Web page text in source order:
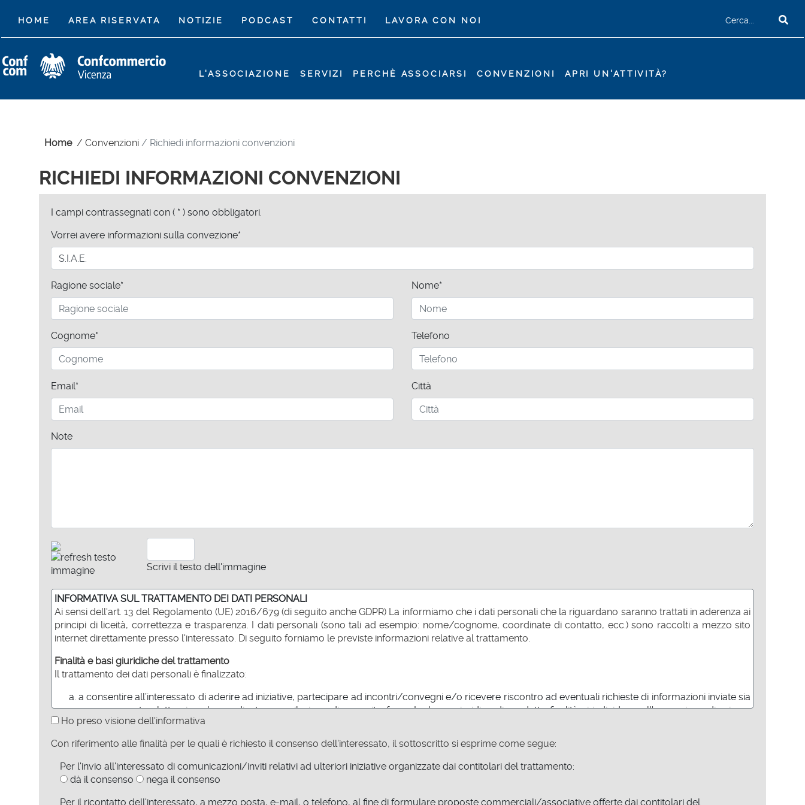
HOME (CURRENT)
AREA RISERVATA NOTIZIE PODCAST CONTATTI LAVORA CON NOI
L'ASSOCIAZIONE SERVIZI PERCHÈ ASSOCIARSI CONVENZIONI APRI UN'ATTIVITÀ?
Home/ Convenzioni / Richiedi informazioni convenzioni
RICHIEDI INFORMAZIONI CONVENZIONI
I campi contrassegnati con ( * ) sono obbligatori.
Vorrei avere informazioni sulla convezione*
Ragione sociale* Nome*
Cognome* Telefono
Email* Città
Note
Scrivi il testo dell'immagine
INFORMATIVA SUL TRATTAMENTO DEI DATI PERSONALI
Ai sensi dell'art. 13 del Regolamento (UE) 2016/679 (di seguito anche GDPR) La informiamo che i dati personali che la riguardano saranno trattati in aderenza ai
principi di liceità, correttezza e trasparenza. I dati personali (sono tali ad esempio: nome/cognome, coordinate di contatto, ecc.) sono raccolti a mezzo sito
internet direttamente presso l'interessato. Di seguito forniamo le previste informazioni relative al trattamento.
Finalità e basi giuridiche del trattamento
Il trattamento dei dati personali è finalizzato:
a consentire all’interessato di aderire ad iniziative, partecipare ad incontri/convegni e/o ricevere riscontro ad eventuali richieste di informazioni inviate sia
a mezzo posta elettronica che mediante compilazione di apposito form. La base giuridica di predetta finalità si individua nell'esecuzione di misure
contrattuali o precontrattuali adottate su richiesta dell'interessato (art. 6.1 lettera b, GDPR).
(previo consenso) a ricontattare l’interessato, a mezzo posta, e-mail, o telefono, al fine di formulare proposte commerciali/associative offerte dai
contitolari.
Termine di conservazione dei dati
I dati personali trattati per le finalità di cui alla lettera a) sono conservati per un periodo di tempo compatibile con l'instaurazione di un efficiente scambio di
Ho preso visione dell'informativa
Con riferimento alle finalità per le quali è richiesto il consenso dell'interessato, il sottoscritto si esprime come segue:
Per l'invio all'interessato di comunicazioni/inviti relativi ad ulteriori iniziative organizzate dai contitolari del trattamento:
dà il consenso
nega il consenso
Per il ricontatto dell'interessato, a mezzo posta, e-mail, o telefono, al fine di formulare proposte commerciali/associative offerte dai contitolari del